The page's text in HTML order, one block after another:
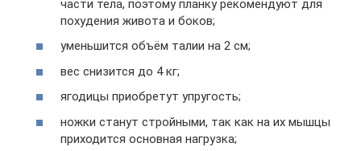
части тела, поэтому планку рекомендуют для
похудения живота и боков;
уменьшится объём талии на 2 см;
вес снизится до 4 кг;
ягодицы приобретут упругость;
ножки станут стройными, так как на их мышцы
приходится основная нагрузка;